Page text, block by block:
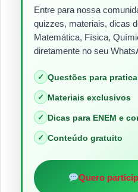
Entre para nossa
quizzes, materiais, dicas
Matemática, Física,
diretamente no seu
✓ Questões para
✓ Materiais exclusivos
✓ Dicas para ENEM e
✓ Conteúdo gratuito
Quero